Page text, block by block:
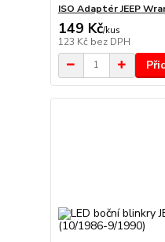
ISO Adaptér JEEP
149 Kč/kus
123 Kč bez DPH